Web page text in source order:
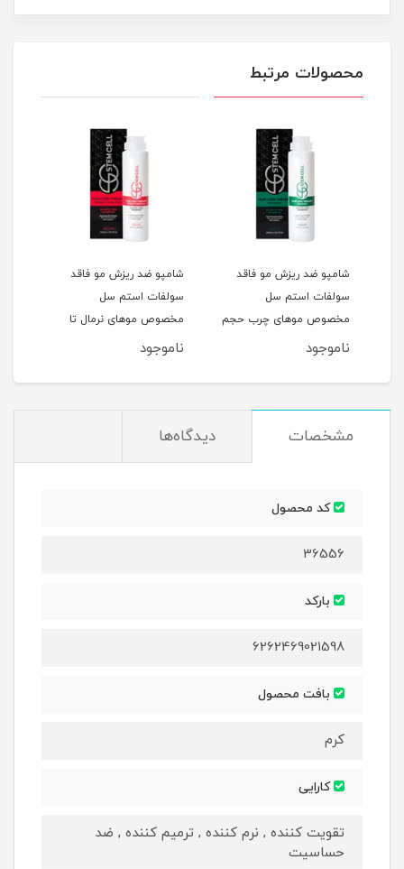
محصولات مرتبط
شامپو ضد ریزش مو فاقد
سولفات استم سل
مخصوص موهای چرب حجم
250ML
ناموجود
شامپو ضد ریزش مو فاقد
سولفات استم سل
مخصوص موهای نرمال تا
خشک حجم 250ML
ناموجود
مشخصات دیدگاه‌ها
کد محصول
36556
بارکد
6262469021598
بافت محصول
کرم
کارایی
تقویت کننده , نرم کننده , ترمیم کننده , ضد
حساسیت